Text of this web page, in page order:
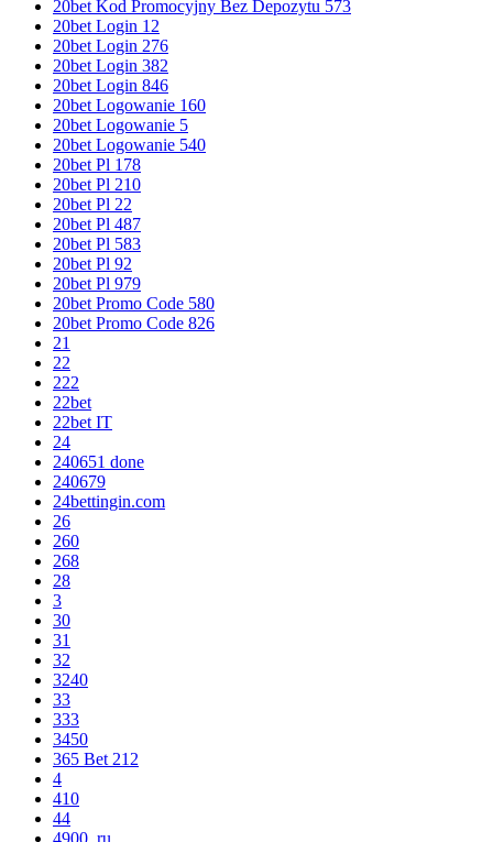
20bet Kod Promocyjny Bez Depozytu 573
20bet Login 12
20bet Login 276
20bet Login 382
20bet Login 846
20bet Logowanie 160
20bet Logowanie 5
20bet Logowanie 540
20bet Pl 178
20bet Pl 210
20bet Pl 22
20bet Pl 487
20bet Pl 583
20bet Pl 92
20bet Pl 979
20bet Promo Code 580
20bet Promo Code 826
21
22
222
22bet
22bet IT
24
240651 done
240679
24bettingin.com
26
260
268
28
3
30
31
32
3240
33
333
3450
365 Bet 212
4
410
44
4900_ru